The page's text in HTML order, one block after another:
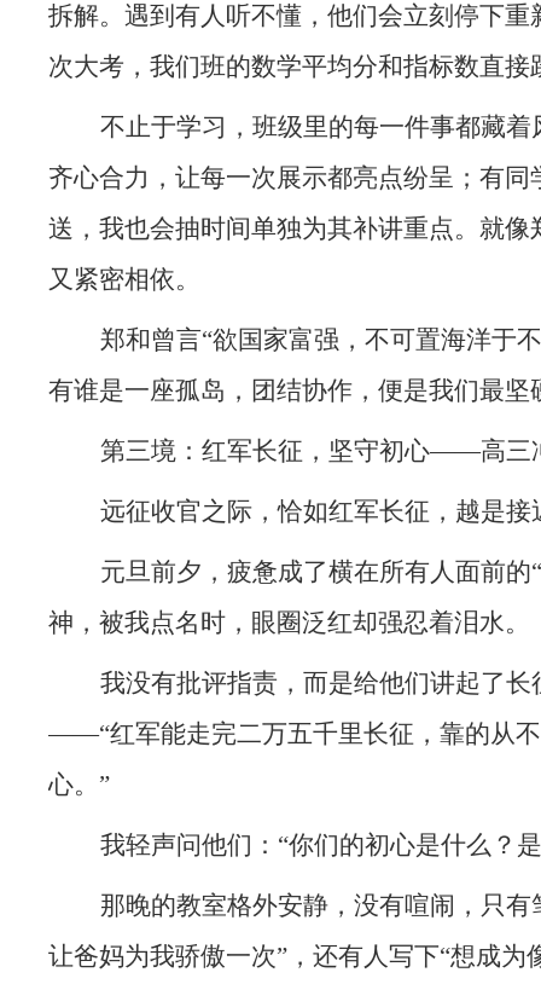
拆解。遇到有人听不懂，他们会立刻停下
次大考，我们班的数学平均分和指标数直
不止于学习，班级里的每一件事都藏
齐心合力，让每一次展示都亮点纷呈；有
送，我也会抽时间单独为其补讲重点。就
又紧密相依。
郑和曾言“欲国家富强，不可置海洋于
有谁是一座孤岛，团结协作，便是我们最坚
第三境：红军长征，坚守初心——高三
远征收官之际，恰如红军长征，越是
元旦前夕，疲惫成了横在所有人面前
神，被我点名时，眼圈泛红却强忍着泪水。
我没有批评指责，而是给他们讲起了
——“红军能走完二万五千里长征，靠的从
心。”
我轻声问他们：“你们的初心是什么？
那晚的教室格外安静，没有喧闹，只
让爸妈为我骄傲一次”，还有人写下“想成